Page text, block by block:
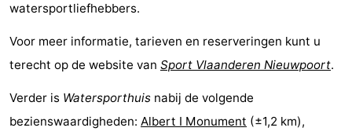
Zwembaden
-
Paardrijden
-
watersportliefhebbers.
Voor meer informatie, tarieven en reserveringen kunt u
terecht op de website van Sport Vlaanderen Nieuwpoort.
Verder is Watersporthuis nabij de volgende
bezienswaardigheden: Albert I Monument (±1,2 km),